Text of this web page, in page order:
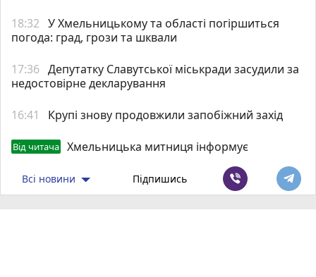
18:32 У Хмельницькому та області погіршиться
погода: град, грози та шквали
17:36 Депутатку Славутської міськради засудили за
недостовірне декларування
16:41 Крупі знову продовжили запобіжний захід
Від читача Хмельницька митниця інформує
Всі новини Підпишись